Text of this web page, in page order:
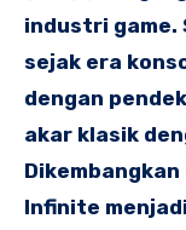
industri game.
sejak era
dengan
akar klasik
Infinite